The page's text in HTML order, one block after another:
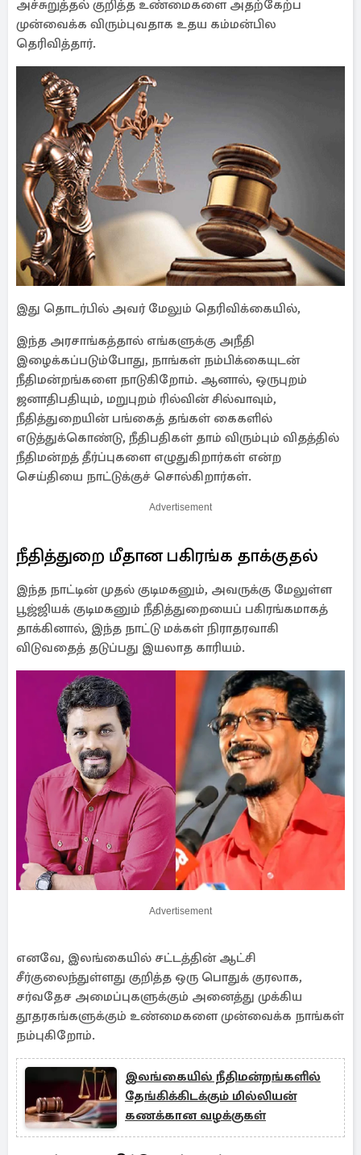
அச்சுறுத்தல் குறித்த உண்மைகளை அதற்கேற்ப
முன்வைக்க விரும்புவதாக உதய கம்மன்பில
தெரிவித்தார்.
இது தொடர்பில் அவர் மேலும் தெரிவிக்கையில்,
இந்த அரசாங்கத்தால் எங்களுக்கு அநீதி
இழைக்கப்படும்போது, ​​நாங்கள் நம்பிக்கையுடன்
நீதிமன்றங்களை நாடுகிறோம். ஆனால், ஒருபுறம்
ஜனாதிபதியும், மறுபுறம் ரில்வின் சில்வாவும்,
நீதித்துறையின் பங்கைத் தங்கள் கைகளில்
எடுத்துக்கொண்டு, நீதிபதிகள் தாம் விரும்பும் விதத்தில்
நீதிமன்றத் தீர்ப்புகளை எழுதுகிறார்கள் என்ற
செய்தியை நாட்டுக்குச் சொல்கிறார்கள்.
Advertisement
நீதித்துறை மீதான பகிரங்க தாக்குதல்
இந்த நாட்டின் முதல் குடிமகனும், அவருக்கு மேலுள்ள
பூஜ்ஜியக் குடிமகனும் நீதித்துறையைப் பகிரங்கமாகத்
தாக்கினால், இந்த நாட்டு மக்கள் நிராதரவாகி
விடுவதைத் தடுப்பது இயலாத காரியம்.
Advertisement
எனவே, இலங்கையில் சட்டத்தின் ஆட்சி
சீர்குலைந்துள்ளது குறித்த ஒரு பொதுக் குரலாக,
சர்வதேச அமைப்புகளுக்கும் அனைத்து முக்கிய
தூதரகங்களுக்கும் உண்மைகளை முன்வைக்க நாங்கள்
நம்புகிறோம்.
இலங்கையில் நீதிமன்றங்களில்
தேங்கிக்கிடக்கும் மில்லியன்
கணக்கான வழக்குகள்